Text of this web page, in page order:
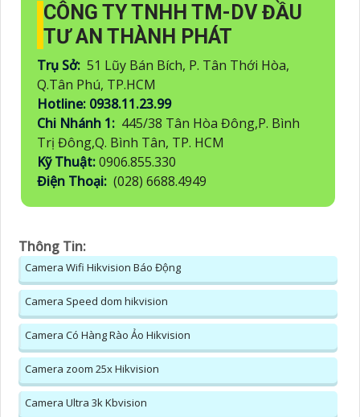
CÔNG TY TNHH TM-DV ĐẦU
TƯ AN THÀNH PHÁT
Trụ Sở: 51 Lũy Bán Bích, P. Tân Thới Hòa,
Q.Tân Phú, TP.HCM
Hotline: 0938.11.23.99
Chi Nhánh 1: 445/38 Tân Hòa Đông,P. Bình
Trị Đông,Q. Bình Tân, TP. HCM
Kỹ Thuật:0906.855.330
Điện Thoại: (028) 6688.4949
Thông Tin:
Camera Wifi Hikvision Báo Động
Camera Speed dom hikvision
Camera Có Hàng Rào Ảo Hikvision
Camera zoom 25x Hikvision
Camera Ultra 3k Kbvision